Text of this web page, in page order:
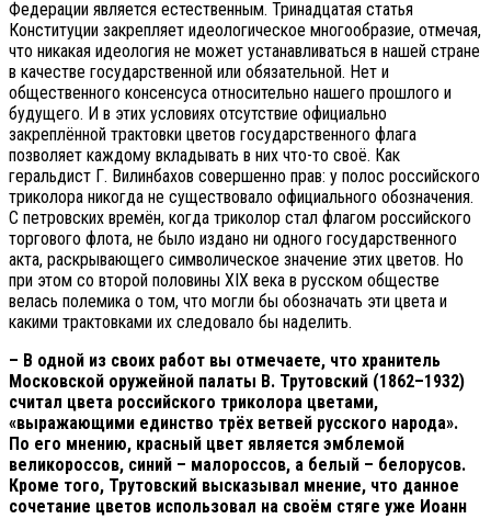
Федерации является естественным. Тринадцатая статья
Конституции закрепляет идеологическое многообразие, отмечая,
что никакая идеология не может устанавливаться в нашей стране
в качестве государственной или обязательной. Нет и
общественного консенсуса относительно нашего прошлого и
будущего. И в этих условиях отсутствие официально
закреплённой трактовки цветов государственного флага
позволяет каждому вкладывать в них что-то своё. Как
геральдист Г. Вилинбахов совершенно прав: у полос российского
триколора никогда не существовало официального обозначения.
С петровских времён, когда триколор стал флагом российского
торгового флота, не было издано ни одного государственного
акта, раскрывающего символическое значение этих цветов. Но
при этом со второй половины XIX века в русском обществе
велась полемика о том, что могли бы обозначать эти цвета и
какими трактовками их следовало бы наделить.
– В одной из своих работ вы отмечаете, что хранитель
Московской оружейной палаты В. Трутовский (1862–1932)
считал цвета российского триколора цветами,
«выражающими единство трёх ветвей русского народа».
По его мнению, красный цвет является эмблемой
великороссов, синий – малороссов, а белый – белорусов.
Кроме того, Трутовский высказывал мнение, что данное
сочетание цветов использовал на своём стяге уже Иоанн